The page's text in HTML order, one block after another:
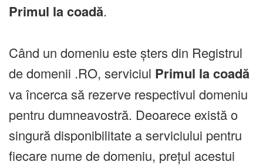
Primul la coadă.
Când un domeniu este șters din Registrul
de domenii .RO, serviciul Primul la coadă
va încerca să rezerve respectivul domeniu
pentru dumneavostră. Deoarece există o
singură disponibilitate a serviciului pentru
fiecare nume de domeniu, prețul acestui